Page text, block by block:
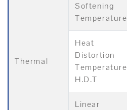
Thermal
Softening
Temperature
Heat
Distortion
Temperature
H.D.T
Linear